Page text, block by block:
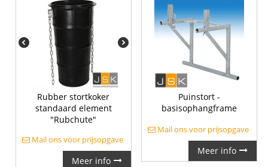
Rubber stortkoker
standaard element
"Rubchute"
Mail ons voor prijsopgave
Meer info
Puinstort -
basisophangframe
Mail ons voor prijsopgave
Meer info